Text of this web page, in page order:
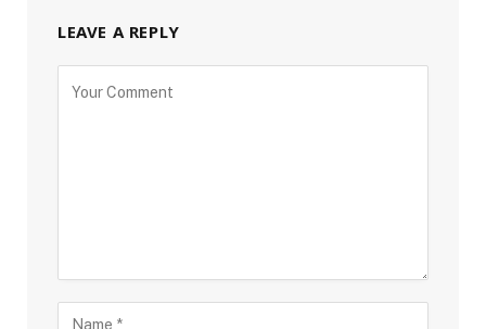
LEAVE A REPLY